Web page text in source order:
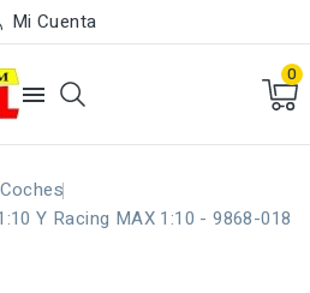
Mi Cuenta

0
Y Racing MAX 1:10 - 9868-018